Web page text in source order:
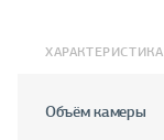
ХАРАКТЕРИСТИКА
Объём камеры